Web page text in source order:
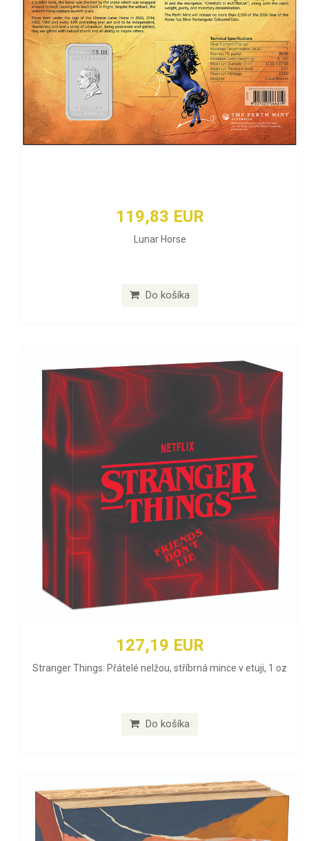
119,83 EUR
Lunar Horse
Do košíka
127,19 EUR
Stranger Things: Přátelé nelžou, stříbrná mince v etuji, 1 oz
Do košíka